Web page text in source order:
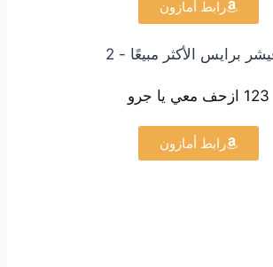
رابط أمازون
123 ازحف معي يا جرو
رابط أمازون